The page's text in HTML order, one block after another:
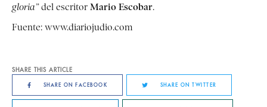
gloria”del escritor Mario Escobar.
Fuente: www.diariojudio.com
SHARE THIS ARTICLE
SHARE ON FACEBOOK SHARE ON TWITTER